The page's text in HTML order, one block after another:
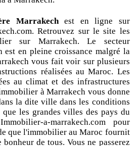
Marrakechest en ligne sur
Retrouvez sur le site les
sur Marrakech. Le secteur
est en pleine croissance malgré la
vous fait voir sur plusieurs
réalisées au Maroc. Les
au climat et des infrastructures
à Marrakech vous donne
la dite ville dans les conditions
les grandes villes des pays du
a-marrakech.com pour
que l'immobilier au Maroc fournit
de tous. Vous ne passerez